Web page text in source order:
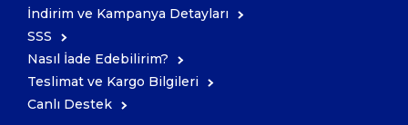
İndirim ve Kampanya Detayları
SSS
Nasıl İade Edebilirim?
Teslimat ve Kargo Bilgileri
Canlı Destek